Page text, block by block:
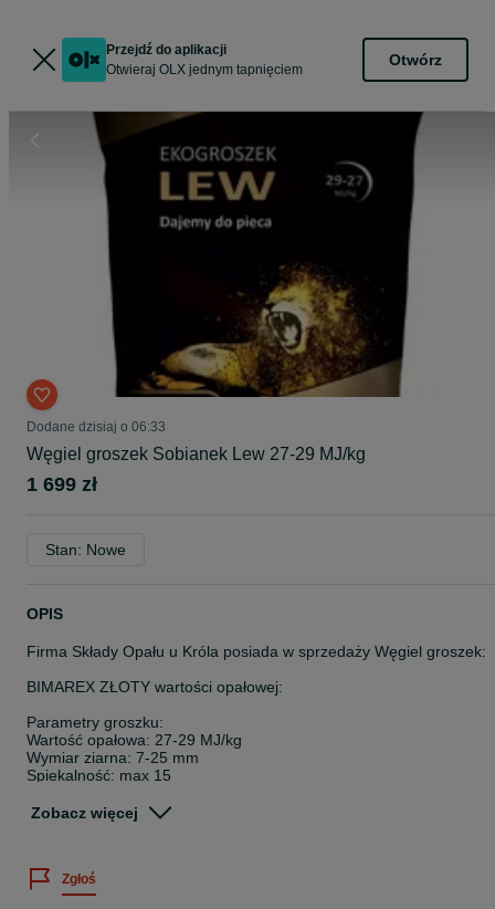
Przejdź do aplikacji
Otwieraj OLX jednym tapnięciem
Otwórz
Dodane dzisiaj o 06:33
Węgiel groszek Sobianek Lew 27-29 MJ/kg
1 699 zł
Stan: Nowe
OPIS
Firma Składy Opału u Króla posiada w sprzedaży Węgiel groszek:
BIMAREX ZŁOTY wartości opałowej:
Parametry groszku:
Wartość opałowa: 27-29 MJ/kg
Wymiar ziarna: 7-25 mm
Spiekalność: max 15
Cena 1699zł / tona
Zobacz więcej
Zgłoś